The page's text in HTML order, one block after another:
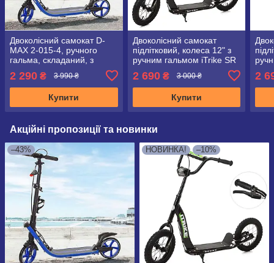
Двоколісний самокат D-
MAX 2-015-4, ручного
гальма, складаний, з
2 290 ₴ 3 990 ₴
Купити
Двоколісний самокат
підлітковий, колеса 12" з
ручним гальмом iTrike SR
2 690₴ 3 000 ₴
Купити
2
Акційні пропозиції та новинки
–43% НОВИНКА! –10%